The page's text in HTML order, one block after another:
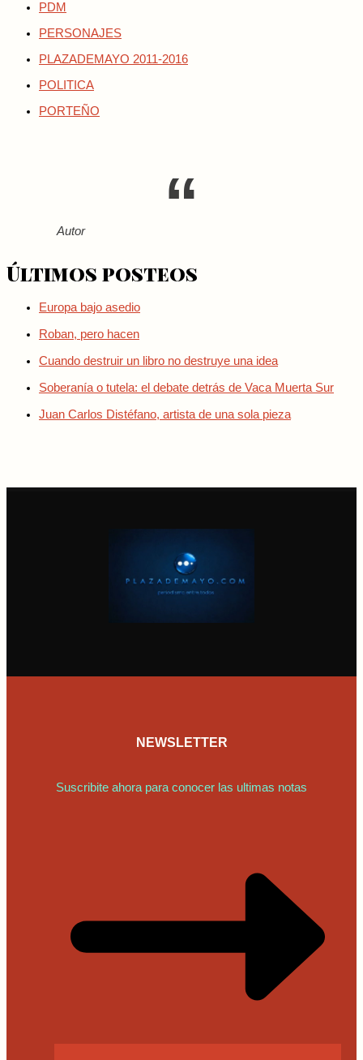
PDM
PERSONAJES
PLAZADEMAYO 2011-2016
POLITICA
PORTEÑO
Autor
Últimos posteos
Europa bajo asedio
Roban, pero hacen
Cuando destruir un libro no destruye una idea
Soberanía o tutela: el debate detrás de Vaca Muerta Sur
Juan Carlos Distéfano, artista de una sola pieza
NEWSLETTER
Suscribite ahora para conocer las ultimas notas